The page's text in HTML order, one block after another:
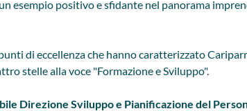
esempio positivo e sfidante nel panorama
di eccellenza che hanno caratterizzato
stelle alla voce "Formazione e Sviluppo".
Direzione Sviluppo e Pianificazione del